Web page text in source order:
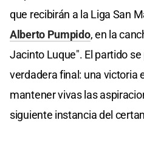
que recibirán a la Liga San
Alberto Pumpido, en la
Jacinto Luque". El partido
verdadera final: una victoria
mantener vivas las
siguiente instancia del